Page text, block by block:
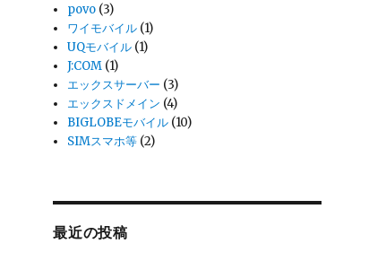
povo (3)
ワイモバイル (1)
UQモバイル (1)
J:COM (1)
エックスサーバー (3)
エックスドメイン (4)
BIGLOBEモバイル (10)
SIMスマホ等 (2)
最近の投稿